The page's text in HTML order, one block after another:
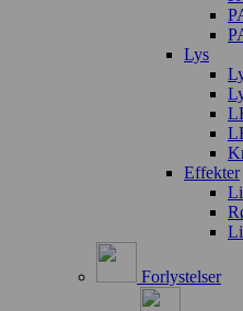
Lys
Effekter
Forlystelser